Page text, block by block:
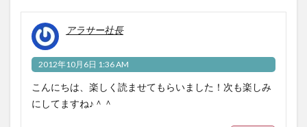
アラサー社長
2012年10月6日 1:36 AM
こんにちは、楽しく読ませてもらいました！次も楽しみ
にしてますね♪＾＾